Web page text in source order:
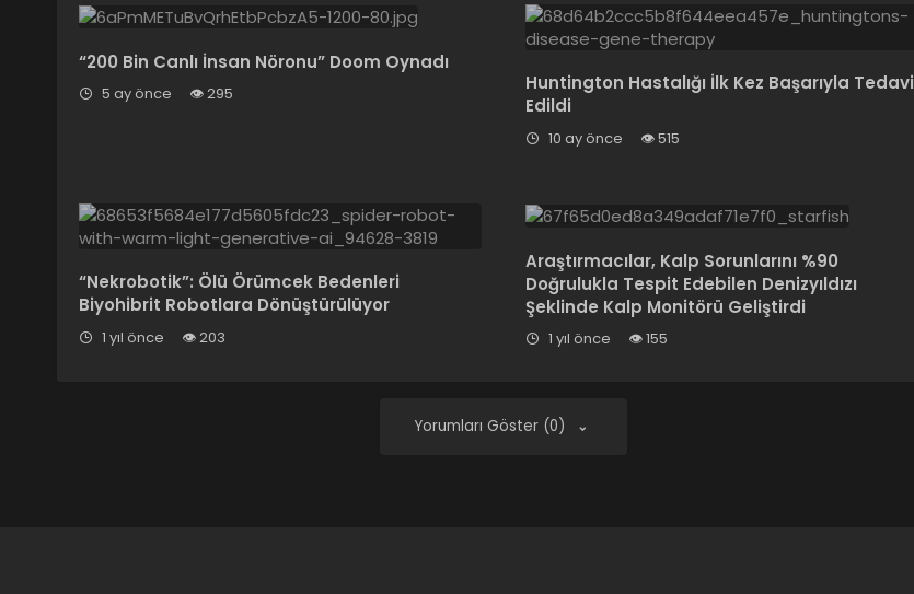
“200 Bin Canlı İnsan Nöronu” Doom Oynadı
5 ay önce 295
Huntington Hastalığı İlk Kez Başarıyla Tedavi
Edildi
10 ay önce 515
“Nekrobotik”: Ölü Örümcek Bedenleri
Biyohibrit Robotlara Dönüştürülüyor
1 yıl önce 203
Araştırmacılar, Kalp Sorunlarını %90
Doğrulukla Tespit Edebilen Denizyıldızı
Şeklinde Kalp Monitörü Geliştirdi
1 yıl önce 155
Yorumları Göster (0)